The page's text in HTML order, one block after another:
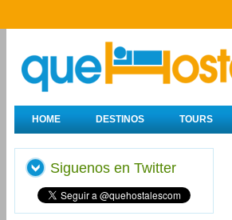
HOME DESTINOS TOURS
Siguenos en Twitter